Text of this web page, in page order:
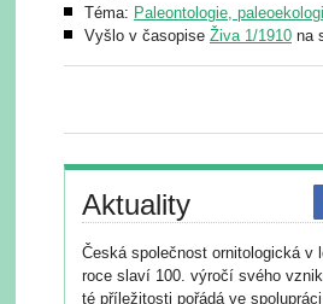
Téma: Paleontologie,
Vyšlo v časopise Živa 1/1910 na
Aktuality
Česká společnost ornitologická v
roce slaví 100. výročí svého
té příležitosti pořádá ve spolupráci